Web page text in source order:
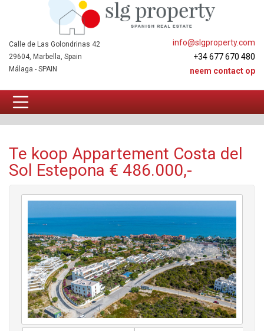
info@slgproperty.com
+34 677 670 480
neem contact op
Calle de Las Golondrinas 42
29604, Marbella, Spain
Málaga - SPAIN
Te koop Appartement Costa del
Sol Estepona € 486.000,-